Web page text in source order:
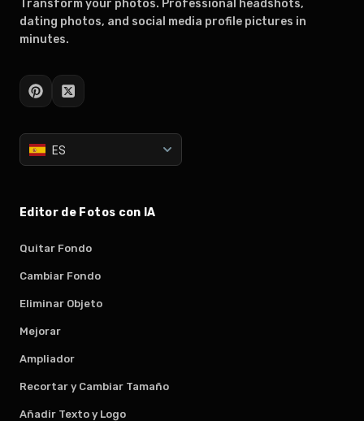
Transform your photos. Professional headshots,
dating photos, and social media profile pictures in
minutes.
ES
Editor de Fotos con IA
Quitar Fondo
Cambiar Fondo
Eliminar Objeto
Mejorar
Ampliador
Recortar y Cambiar Tamaño
Añadir Texto y Logo